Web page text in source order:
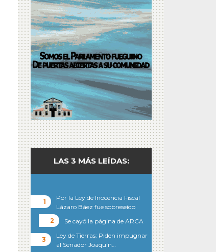
LAS 3 MÁS LEÍDAS:
Por la Ley de Inocencia Fiscal
Lázaro Báez fue sobreseído
Se cayó la página de ARCA
Ley de Tierras: Piden impugnar
al Senador Joaquín…